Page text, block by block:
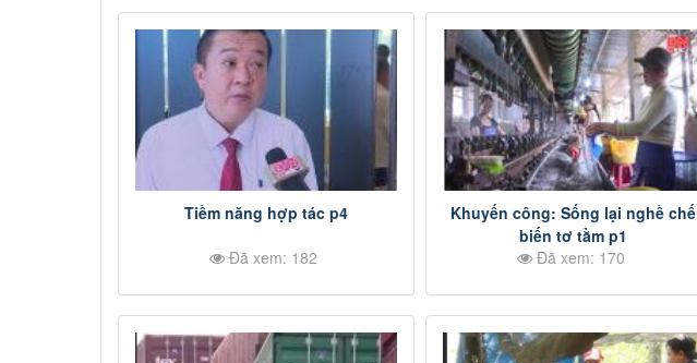
Tiềm năng hợp tác p4
Đã xem: 182
Khuyến công: Sống lại nghề chế
biến tơ tằm p1
Đã xem: 170